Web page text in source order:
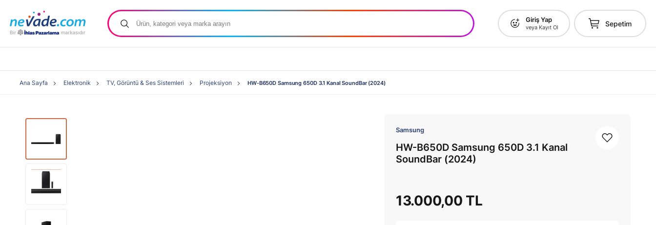
Giriş Yap
veya Kayıt Ol Sepetim
Ana Sayfa Elektronik TV, Görüntü & Ses Sistemleri Projeksiyon HW-B650D Samsung 650D 3.1 Kanal SoundBar (2024)
Samsung
HW-B650D Samsung 650D 3.1 Kanal
SoundBar (2024)
13.000,00 TL